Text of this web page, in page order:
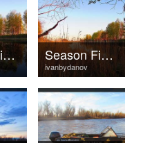
Season Fishing 2015 ©
ivanbydanov
Season Fishing 2015 ©